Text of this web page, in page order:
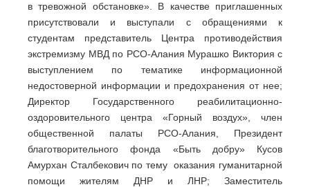
в тревожной обстановке». В качестве приглашенных
присутствовали и выступали с обращениями к
студентам представитель Центра противодействия
экстремизму МВД по РСО-Алания Мурашко Виктория с
выступлением по тематике информационной
недостоверной информации и предохранения от нее;
Директор Государственного реабилитационно-
оздоровительного центра «Горный воздух», член
общественной палаты РСО-Алания, Президент
благотворительного фонда «Быть добру» Кусов
Амурхан Сталбекович по тему оказания гуманитарной
помощи жителям ДНР и ЛНР; Заместитель